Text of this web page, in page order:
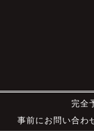
完全
事前にお問い合わ